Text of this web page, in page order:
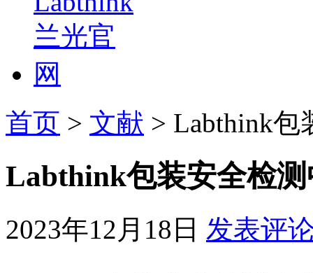
首页 > 文献 > Labthink
Labthink包装安全检
2023年12月18日 发表评